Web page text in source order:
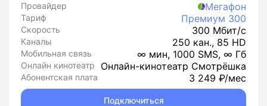
Провайдер Мегафон
Тариф Премиум 300
Скорость 300 Мбит/с
Каналы 250 кан., 85 HD
Мобильная связь ∞ мин, 1000 SMS, ∞ Гб
Онлайн кинотеатр Онлайн-кинотеатр Смотрёшка
Абонентская плата 3 249 ₽/мес
Подключиться